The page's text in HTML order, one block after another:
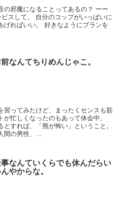
の邪魔になることってあるの？ ーー
スして。 自分のコップがいっぱいに
げればいい。 好きなようにプランを
なんてちりめんじゃこ。
習ってみたけど、まったくセンスも筋
忙しくなったのもあって休会中。
すれば、「熊が怖い」ということ。
間の男性、...
なんていくらでも休んだらい
やからな。